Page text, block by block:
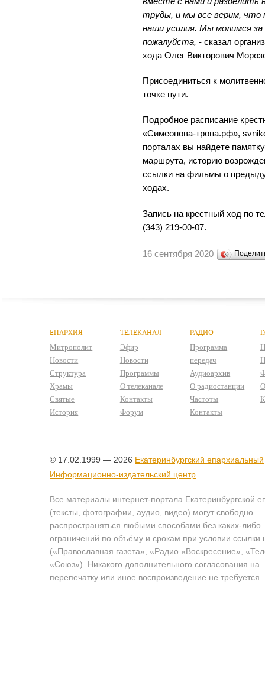
труды, и мы все верим, что
наши усилия. Мы молимся за
пожалуйста, - сказал
хода Олег Викторович
Присоединиться к
точке пути.
Подробное расписание
«Симеонова-тропа.рф»,
порталах вы найдете
маршрута, историю
ссылки на фильмы о
ходах.
Запись на крестный ход по
(343) 219-00-07.
16 сентября 2020
ЕПАРХИЯ
Митрополит
Новости
Структура
Храмы
Святые
История
ТЕЛЕКАНАЛ
Эфир
Новости
Программы
О телеканале
Контакты
Форум
РАДИО
Программа
передач
Аудиоархив
О радиостанции
Частоты
Контакты
© 17.02.1999 — 2026 Екатеринбургский епархиальный
Информационно-издательский центр
Все материалы интернет-портала Екатеринбургской
(тексты, фотографии, аудио, видео) могут свободно
распространяться любыми способами без каких-либо
ограничений по объёму и срокам при условии ссылки
(«Православная газета», «Радио «Воскресение»,
«Союз»). Никакого дополнительного согласования на
перепечатку или иное воспроизведение не требуется.